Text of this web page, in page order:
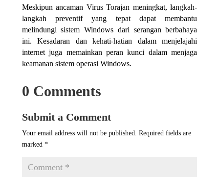
Meskipun ancaman Virus Torajan meningkat, langkah-
langkah preventif yang tepat dapat membantu
melindungi sistem Windows dari serangan berbahaya
ini. Kesadaran dan kehati-hatian dalam menjelajahi
internet juga memainkan peran kunci dalam menjaga
keamanan sistem operasi Windows.
0 Comments
Submit a Comment
Your email address will not be published. Required fields are
marked *